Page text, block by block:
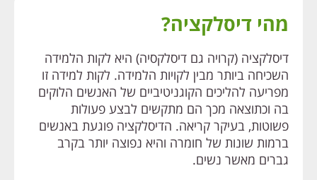
מהי דיסלקציה?
דיסלקציה (קרויה גם דיסלקסיה) היא לקות הלמידה
השכיחה ביותר מבין לקויות הלמידה. לקות למידה זו
מפריעה להליכים הקוגניטיביים של האנשים הלוקים
בה וכתוצאה מכך הם מתקשים לבצע פעולות
פשוטות, בעיקר קריאה. הדיסלקציה פוגעת באנשים
ברמות שונות של חומרה והיא נפוצה יותר בקרב
גברים מאשר נשים.